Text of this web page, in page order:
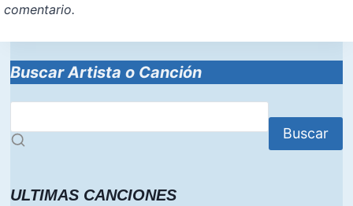
comentario.
Buscar Artista o Canción
Buscar
ULTIMAS CANCIONES